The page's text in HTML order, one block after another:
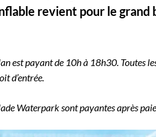
revient pour le grand
est payant de 10h à 18h30. Toutes
d’entrée.
Waterpark sont payantes après